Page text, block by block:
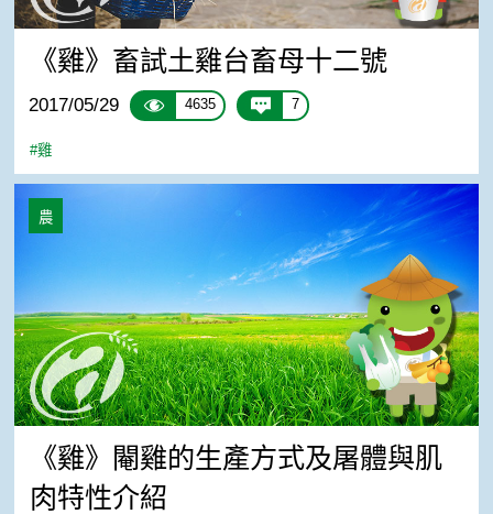
《雞》畜試土雞台畜母十二號
2017/05/29 4635 7
#雞
《雞》閹雞的生產方式及屠體與肌肉特性介紹
農
《雞》閹雞的生產方式及屠體與肌
肉特性介紹